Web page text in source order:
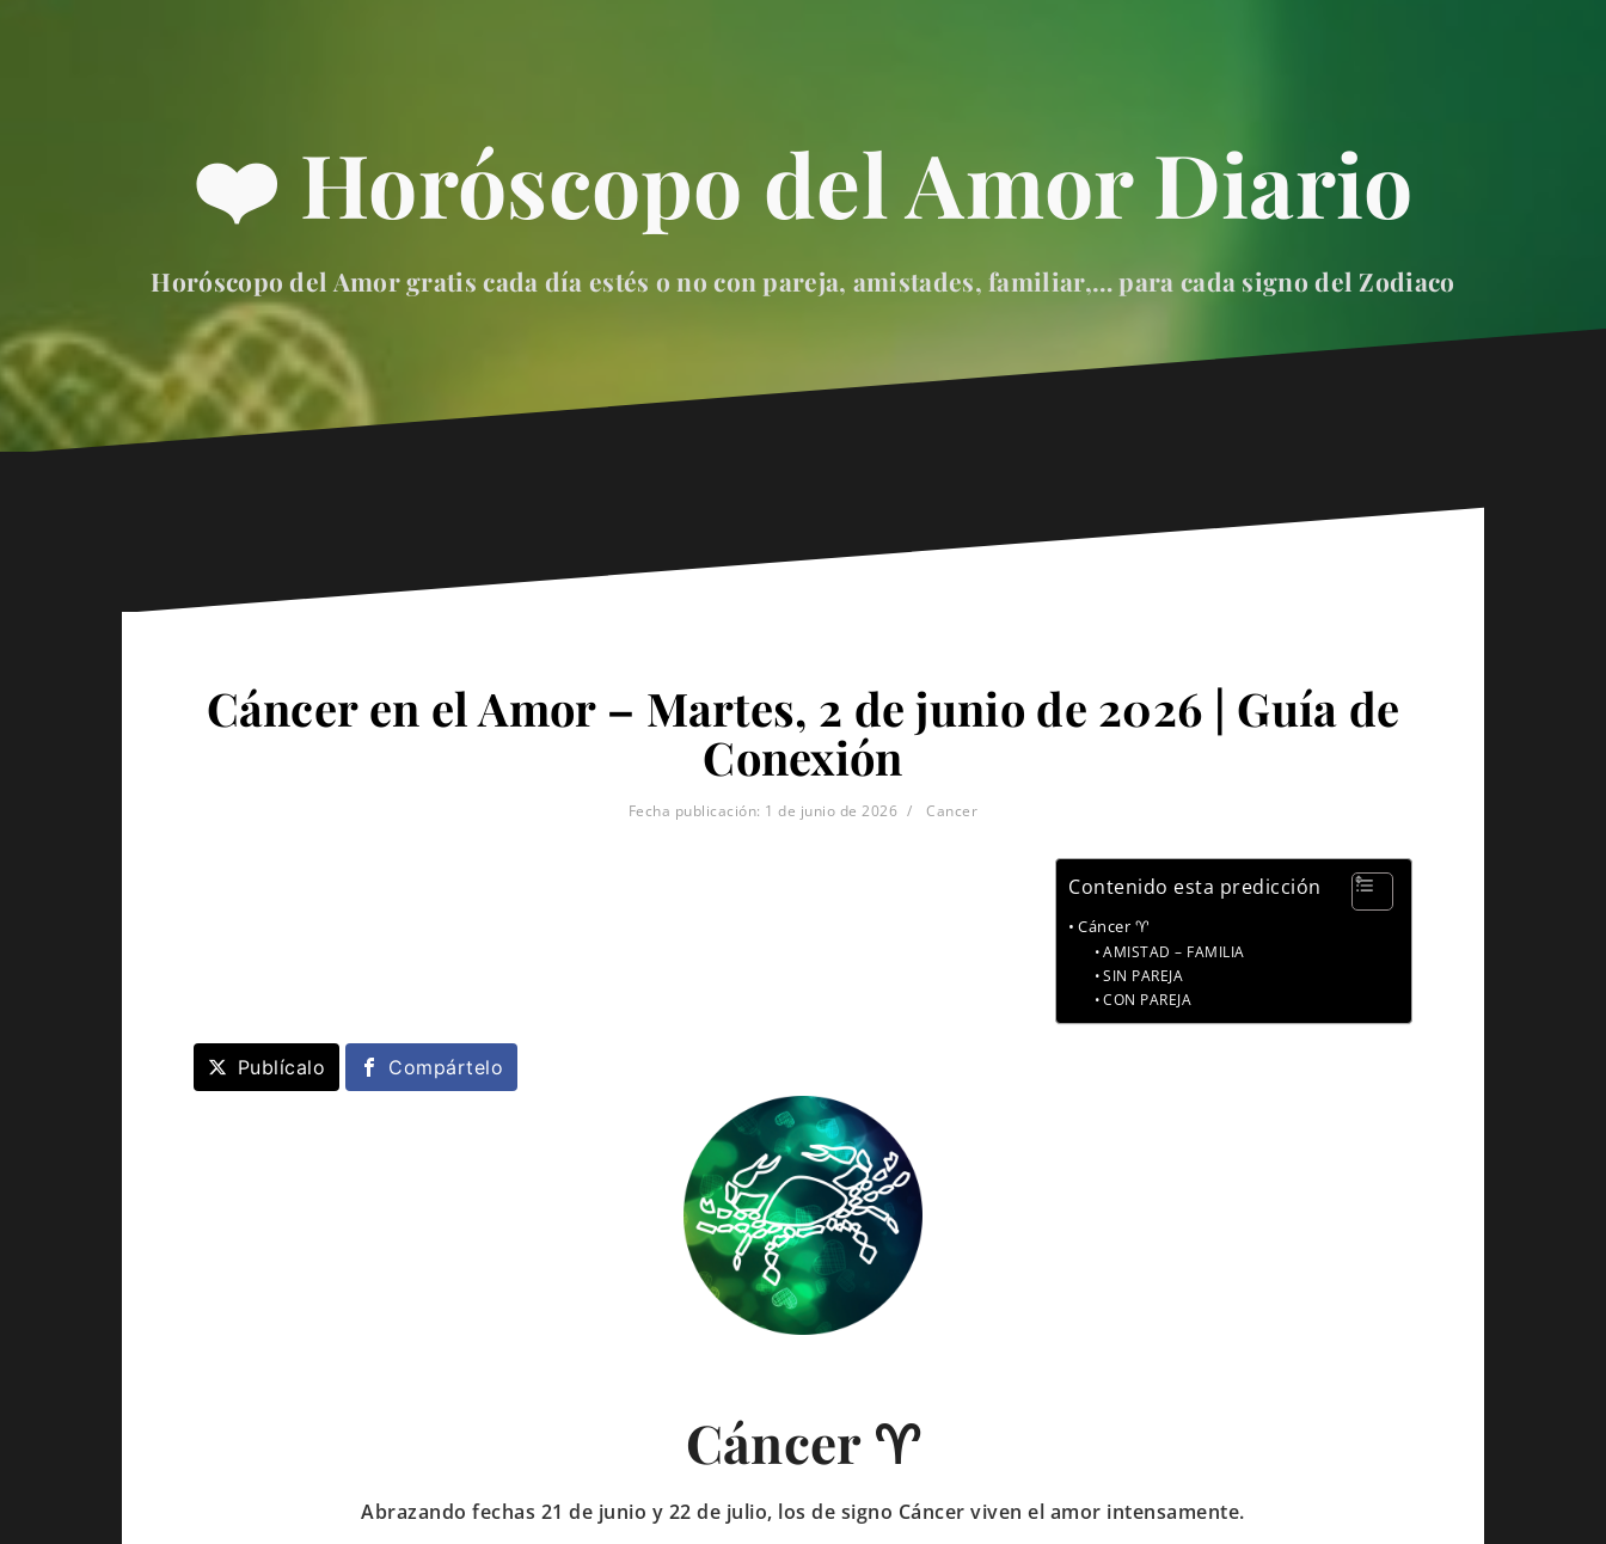
❤️ Horóscopo del Amor Diario
Horóscopo del Amor gratis cada día estés o no con pareja, amistades, familiar,… para cada signo del Zodiaco
Cáncer en el Amor – Martes, 2 de junio de 2026 | Guía de
Conexión
Fecha publicación: 1 de junio de 2026 Cancer
Contenido esta predicción
Cáncer ♈
AMISTAD – FAMILIA
SIN PAREJA
CON PAREJA
Publícalo Compártelo
Cáncer ♈
Abrazando fechas 21 de junio y 22 de julio, los de signo Cáncer viven el amor intensamente.